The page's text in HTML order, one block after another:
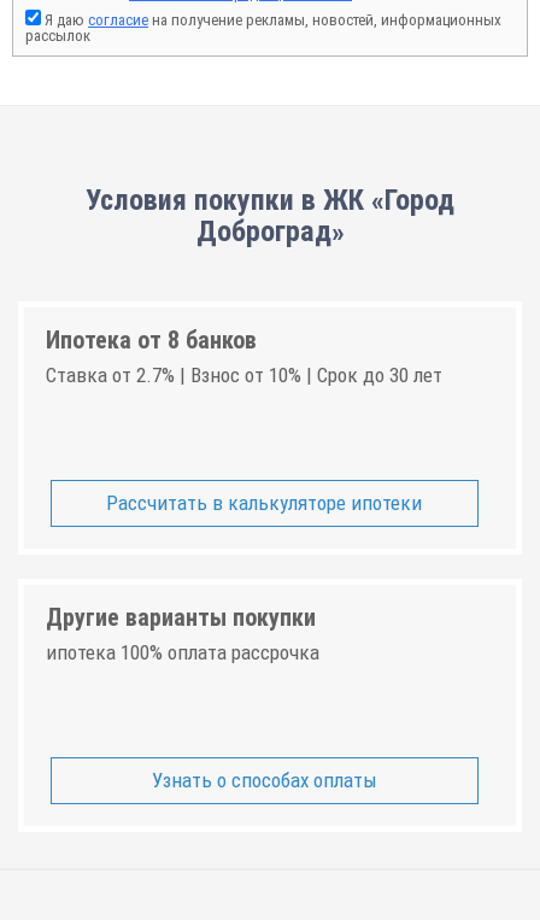
Я даю согласие на получение рекламы, новостей, информационных
рассылок
Условия покупки в ЖК «Город
Доброград»
Ипотека от 8 банков
Ставка от 2.7% | Взнос от 10% | Срок до 30 лет
Рассчитать в калькуляторе ипотеки
Другие варианты покупки
ипотека 100% оплата рассрочка
Узнать о способах оплаты